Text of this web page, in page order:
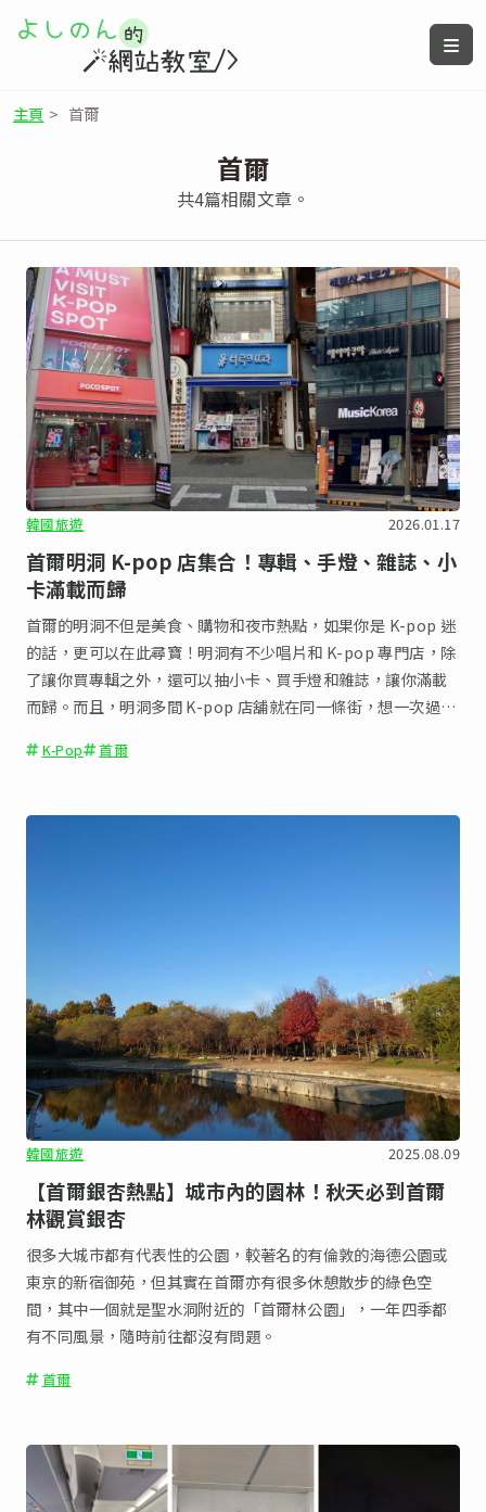
主頁 > 首爾
首爾
共4篇相關文章。
韓國旅遊 2026.01.17
首爾明洞 K-pop 店集合！專輯、手燈、雜誌、小
卡滿載而歸
首爾的明洞不但是美食、購物和夜市熱點，如果你是 K-pop 迷
的話，更可以在此尋寶！明洞有不少唱片和 K-pop 專門店，除
了讓你買專輯之外，還可以抽小卡、買手燈和雜誌，讓你滿載
而歸。而且，明洞多間 K-pop 店舖就在同一條街，想一次過購
K-Pop 首爾
韓國旅遊 2025.08.09
【首爾銀杏熱點】城市內的園林！秋天必到首爾
林觀賞銀杏
很多大城市都有代表性的公園，較著名的有倫敦的海德公園或
東京的新宿御苑，但其實在首爾亦有很多休憩散步的綠色空
間，其中一個就是聖水洞附近的「首爾林公園」，一年四季都
有不同風景，隨時前往都沒有問題。
首爾